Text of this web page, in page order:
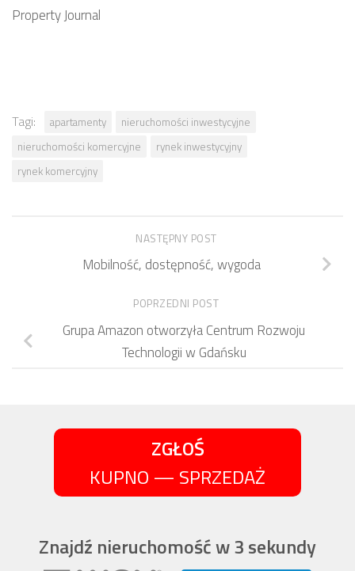
Property Journal
Tagi: apartamenty
nieruchomości inwestycyjne
nieruchomości komercyjne
rynek inwestycyjny
rynek komercyjny
NASTĘPNY POST
Mobilność, dostępność, wygoda
POPRZEDNI POST
Grupa Amazon otworzyła Centrum Rozwoju
Technologii w Gdańsku
ZGŁOŚ
KUPNO — SPRZEDAŻ
Znajdź nieruchomość w 3 sekundy